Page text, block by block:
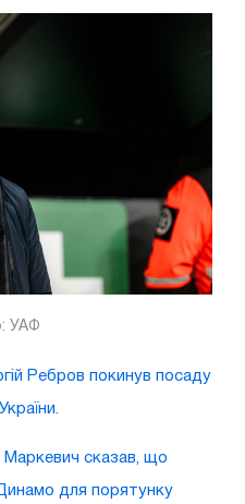
УАФ
Ребров покинув посаду
сказав, що
для порятунку